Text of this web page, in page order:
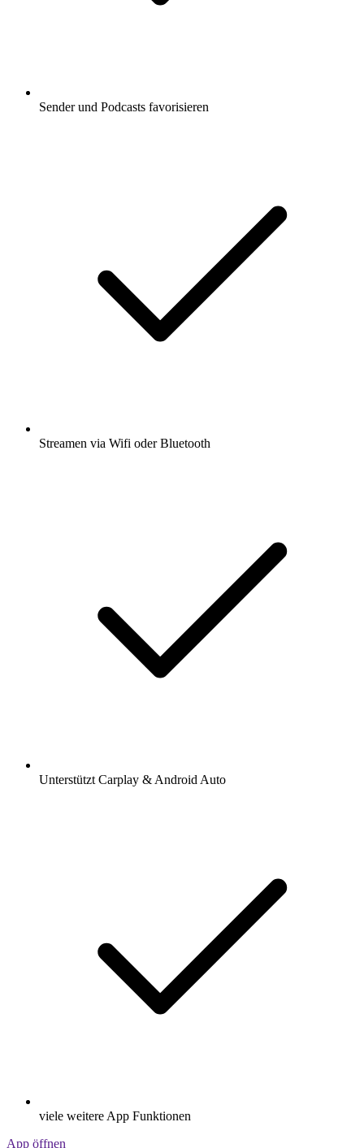
Sender und Podcasts favorisieren
Streamen via Wifi oder Bluetooth
Unterstützt Carplay & Android Auto
viele weitere App Funktionen
App öffnen